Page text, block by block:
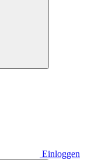
Einloggen